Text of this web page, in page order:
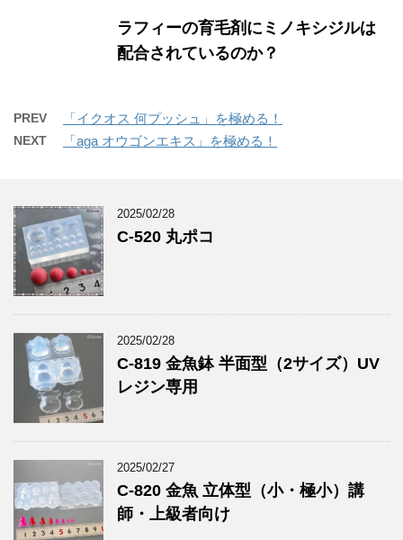
ラフィーの育毛剤にミノキシジルは
配合されているのか？
PREV 「イクオス 何プッシュ」を極める！
NEXT 「aga オウゴンエキス」を極める！
2025/02/28
C-520 丸ポコ
2025/02/28
C-819 金魚鉢 半面型（2サイズ）UV
レジン専用
2025/02/27
C-820 金魚 立体型（小・極小）講
師・上級者向け